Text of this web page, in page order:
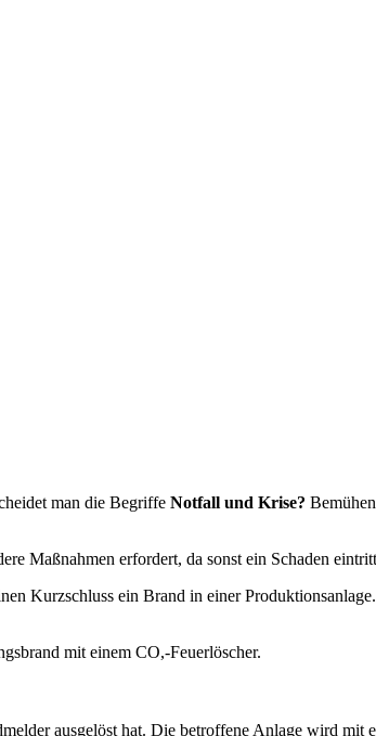
man die Begriffe Notfall und Krise?
Maßnahmen erfordert, da sonst ein Schaden
Kurzschluss ein Brand in einer
mit einem CO,-Feuerlöscher.
ausgelöst hat. Die betroffene Anlage wird mit